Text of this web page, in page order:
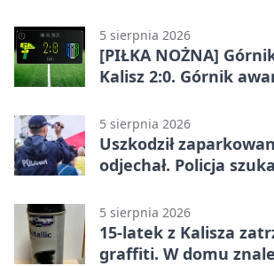
5 sierpnia 2026
[PIŁKA NOŻNA]
Kalisz 2:0. Górnik
5 sierpnia 2026
Uszkodził
odjechał. Policja
5 sierpnia 2026
15-latek z Kalisza
graffiti. W domu